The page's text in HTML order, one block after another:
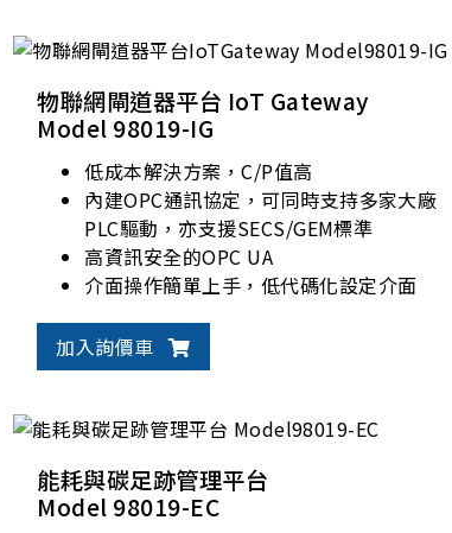
物聯網閘道器平台 IoT Gateway
Model 98019-IG
低成本解決方案，C/P值高
內建OPC通訊協定，可同時支持多家大廠
PLC驅動，亦支援SECS/GEM標準
高資訊安全的OPC UA
介面操作簡單上手，低代碼化設定介面
加入詢價車
能耗與碳足跡管理平台
Model 98019-EC